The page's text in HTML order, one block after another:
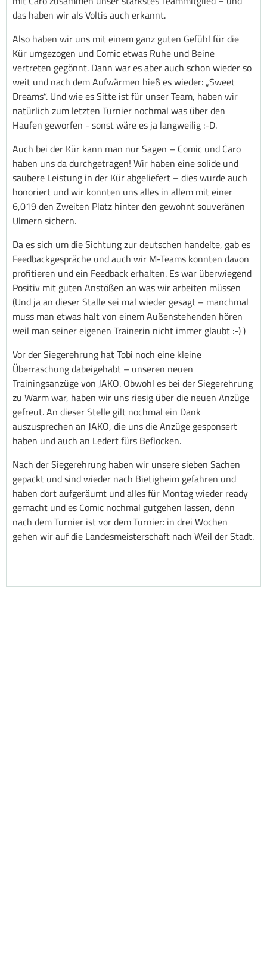
das haben wir als Voltis auch erkannt.
Also haben wir uns mit einem ganz guten Gefühl für die
Kür umgezogen und Comic etwas Ruhe und Beine
vertreten gegönnt. Dann war es aber auch schon wieder so
weit und nach dem Aufwärmen hieß es wieder: „Sweet
Dreams“. Und wie es Sitte ist für unser Team, haben wir
natürlich zum letzten Turnier nochmal was über den
Haufen geworfen - sonst wäre es ja langweilig :-D.
Auch bei der Kür kann man nur Sagen – Comic und Caro
haben uns da durchgetragen! Wir haben eine solide und
saubere Leistung in der Kür abgeliefert – dies wurde auch
honoriert und wir konnten uns alles in allem mit einer
6,019 den Zweiten Platz hinter den gewohnt souveränen
Ulmern sichern.
Da es sich um die Sichtung zur deutschen handelte, gab es
Feedbackgespräche und auch wir M-Teams konnten davon
profitieren und ein Feedback erhalten. Es war überwiegend
Positiv mit guten Anstößen an was wir arbeiten müssen
(Und ja an dieser Stalle sei mal wieder gesagt – manchmal
muss man etwas halt von einem Außenstehenden hören
weil man seiner eigenen Trainerin nicht immer glaubt :-) )
Vor der Siegerehrung hat Tobi noch eine kleine
Überraschung dabeigehabt – unseren neuen
Trainingsanzüge von JAKO. Obwohl es bei der Siegerehrung
zu Warm war, haben wir uns riesig über die neuen Anzüge
gefreut. An dieser Stelle gilt nochmal ein Dank
auszusprechen an JAKO, die uns die Anzüge gesponsert
haben und auch an Ledert fürs Beflocken.
Nach der Siegerehrung haben wir unsere sieben Sachen
gepackt und sind wieder nach Bietigheim gefahren und
haben dort aufgeräumt und alles für Montag wieder ready
gemacht und es Comic nochmal gutgehen lassen, denn
nach dem Turnier ist vor dem Turnier: in drei Wochen
gehen wir auf die Landesmeisterschaft nach Weil der Stadt.